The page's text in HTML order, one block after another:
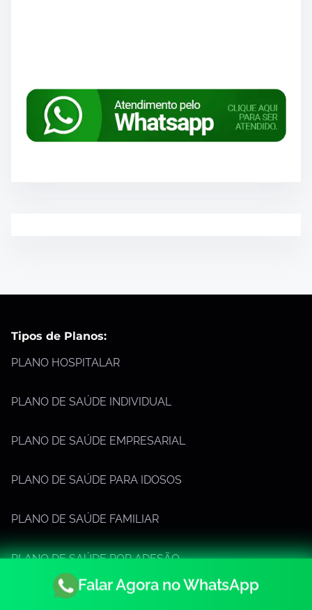
Tipos de Planos:
PLANO HOSPITALAR
PLANO DE SAÚDE INDIVIDUAL
PLANO DE SAÚDE EMPRESARIAL
PLANO DE SAÚDE PARA IDOSOS
PLANO DE SAÚDE FAMILIAR
PLANO DE SAÚDE POR ADESÃO
PLANO DE SAÚDE INFANTIL
Falar Agora no WhatsApp